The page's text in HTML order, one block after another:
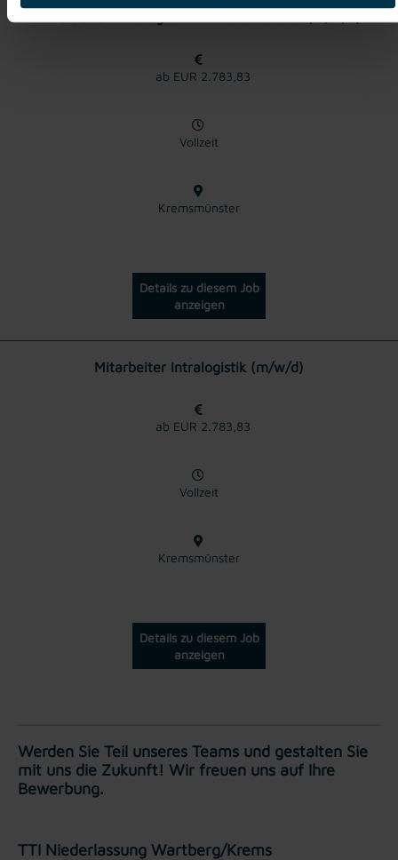
ab EUR 2.783,83
Vollzeit
Kremsmünster
Details zu diesem Job
anzeigen
Mitarbeiter Intralogistik (m/w/d)
ab EUR 2.783,83
Vollzeit
Kremsmünster
Details zu diesem Job
anzeigen
Werden Sie Teil unseres Teams und gestalten Sie
mit uns die Zukunft! Wir freuen uns auf Ihre
Bewerbung.
TTI Niederlassung Wartberg/Krems